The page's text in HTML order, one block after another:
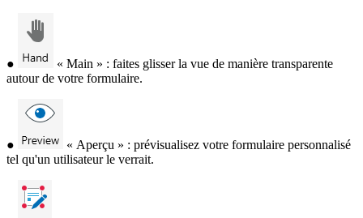
●
« Main » : faites glisser la vue de manière transparente
autour de votre formulaire.
●
« Aperçu » : prévisualisez votre formulaire personnalisé
tel qu'un utilisateur le verrait.